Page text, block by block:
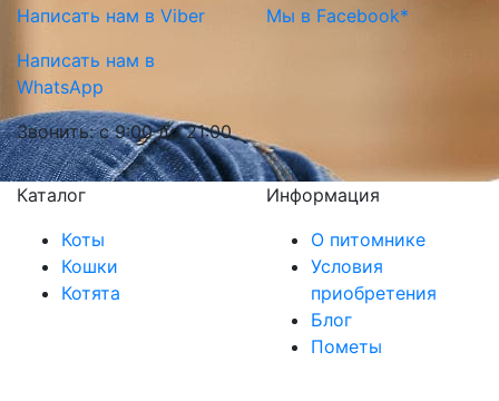
Написать нам в Viber
Написать нам в
WhatsApp
Звонить: с 9:00 до 21:00
Мы в Facebook*
Каталог
Коты
Кошки
Котята
Информация
О питомнике
Условия
приобретения
Блог
Пометы